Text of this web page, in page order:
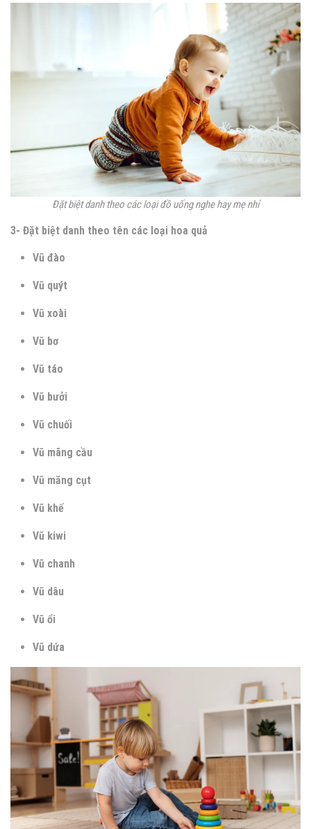
Đặt biệt danh theo các loại đồ uống nghe hay mẹ nhỉ
3- Đặt biệt danh theo tên các loại hoa quả
Vũ đào
Vũ quýt
Vũ xoài
Vũ bơ
Vũ táo
Vũ bưởi
Vũ chuối
Vũ mãng cầu
Vũ măng cụt
Vũ khế
Vũ kiwi
Vũ chanh
Vũ dâu
Vũ ổi
Vũ dứa